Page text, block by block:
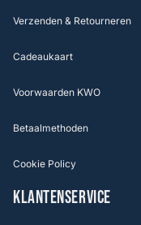
Verzenden & Retourneren
Cadeaukaart
Voorwaarden KWO
Betaalmethoden
Cookie Policy
KLANTENSERVICE